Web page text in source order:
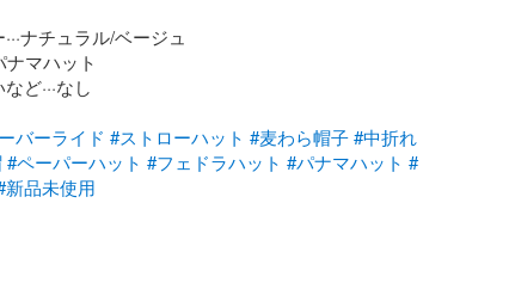
ナチュラル/ベージュ
ナマハット
ど···なし
バーライド #ストローハット #麦わら帽子 #中折れ
#ペーパーハット #フェドラハット #パナマハット #
新品未使用